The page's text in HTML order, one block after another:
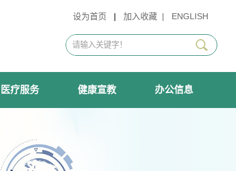
设为首页 | 加入收藏 | ENGLISH
医疗服务 健康宣教 办公信息